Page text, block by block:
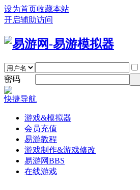
设为首页收藏本站
开启辅助访问
密码
快捷导航
游戏&模拟器
会员充值
易游教程
游戏制作&游戏修改
易游网BBS
在线游戏